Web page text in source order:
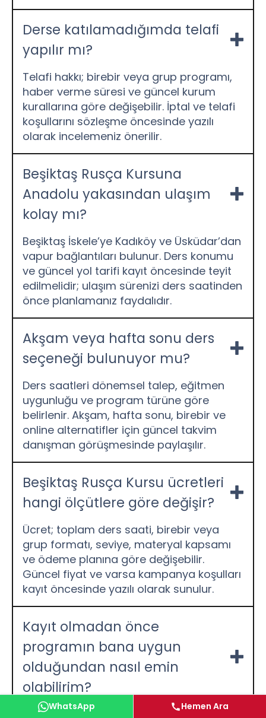
Derse katılamadığımda telafi
yapılır mı?
Telafi hakkı; birebir veya grup programı,
haber verme süresi ve güncel kurum
kurallarına göre değişebilir. İptal ve telafi
koşullarını sözleşme öncesinde yazılı
olarak incelemeniz önerilir.
Beşiktaş Rusça Kursuna
Anadolu yakasından ulaşım
kolay mı?
Beşiktaş İskele’ye Kadıköy ve Üsküdar’dan
vapur bağlantıları bulunur. Ders konumu
ve güncel yol tarifi kayıt öncesinde teyit
edilmelidir; ulaşım sürenizi ders saatinden
önce planlamanız faydalıdır.
Akşam veya hafta sonu ders
seçeneği bulunuyor mu?
Ders saatleri dönemsel talep, eğitmen
uygunluğu ve program türüne göre
belirlenir. Akşam, hafta sonu, birebir ve
online alternatifler için güncel takvim
danışman görüşmesinde paylaşılır.
Beşiktaş Rusça Kursu ücretleri
hangi ölçütlere göre değişir?
Ücret; toplam ders saati, birebir veya
grup formatı, seviye, materyal kapsamı
ve ödeme planına göre değişebilir.
Güncel fiyat ve varsa kampanya koşulları
kayıt öncesinde yazılı olarak sunulur.
Kayıt olmadan önce
programın bana uygun
olduğundan nasıl emin
olabilirim?
Seviye ve hedef görüşmesinde ders
WhatsApp Hemen Ara